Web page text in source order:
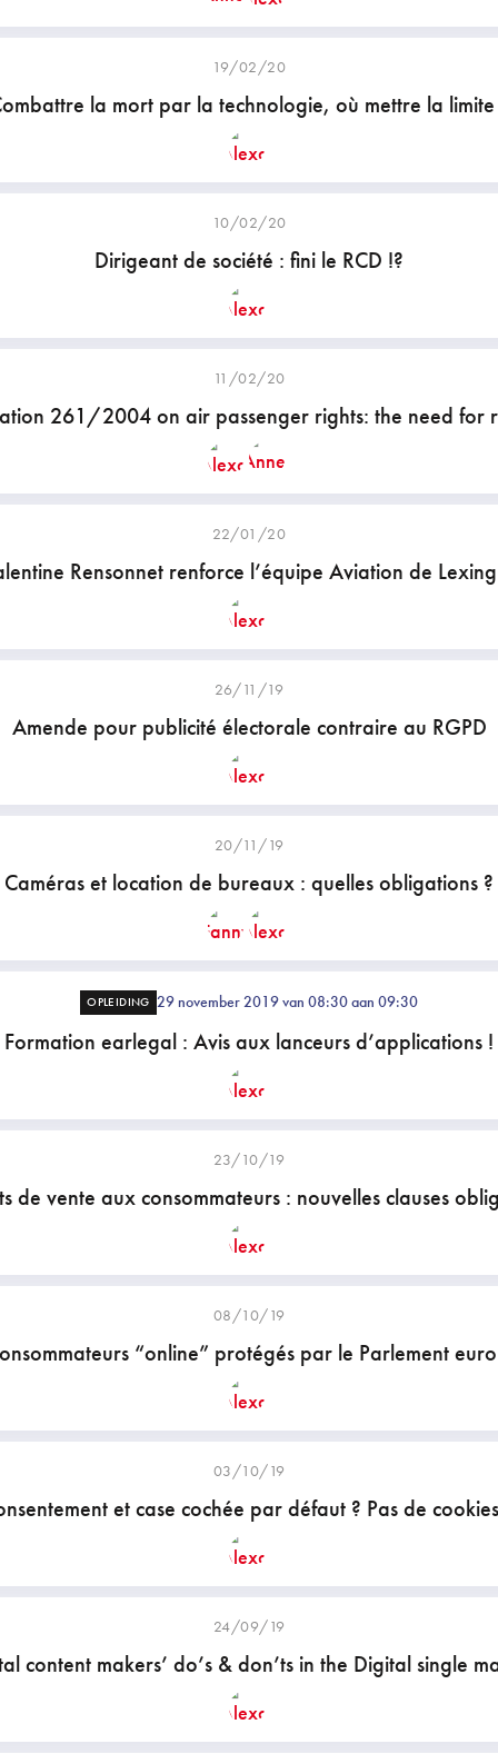
19/02/20
la mort par la technologie, où mettre la limite
10/02/20
Dirigeant de société : fini le RCD !?
11/02/20
261/2004 on air passenger rights: the need for
22/01/20
Rensonnet renforce l’équipe Aviation de
26/11/19
Amende pour publicité électorale contraire au RGPD
20/11/19
Caméras et location de bureaux : quelles obligations ?
OPLEIDING 29 november 2019 van 08:30 aan 09:30
Formation earlegal : Avis aux lanceurs d’applications !
23/10/19
de vente aux consommateurs : nouvelles clauses
08/10/19
“online” protégés par le Parlement
03/10/19
et case cochée par défaut ? Pas de
24/09/19
content makers’ do’s & don’ts in the Digital single